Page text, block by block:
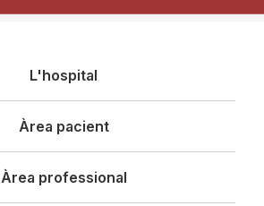
L'hospital
Àrea pacient
Àrea professional